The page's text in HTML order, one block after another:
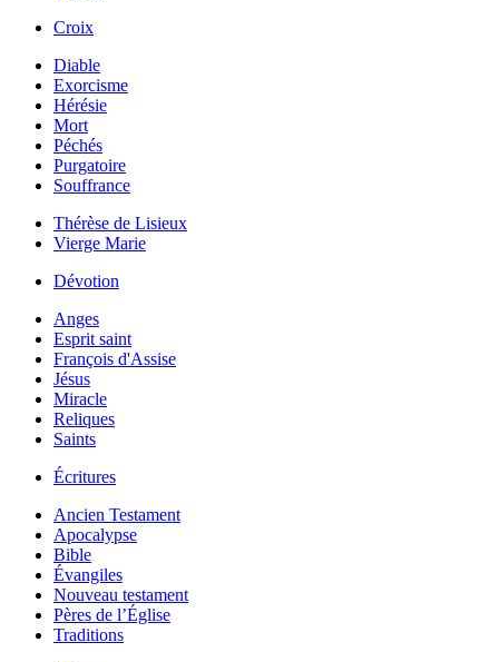
Croix
Diable
Exorcisme
Hérésie
Mort
Péchés
Purgatoire
Souffrance
Thérèse de Lisieux
Vierge Marie
Dévotion
Anges
Esprit saint
François d'Assise
Jésus
Miracle
Reliques
Saints
Écritures
Ancien Testament
Apocalypse
Bible
Évangiles
Nouveau testament
Pères de l’Église
Traditions